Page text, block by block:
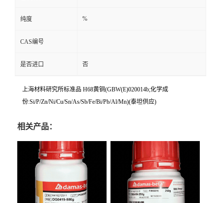
纯度 %
CAS编号
是否进口 否
上海材料研究所标准品 H68黄铜(GBW(E)020014b;化学成
份:Si/P/Zn/Ni/Cu/Sn/As/Sb/Fe/Bi/Pb/Al/Mn)(泰坦供应)
相关产品：